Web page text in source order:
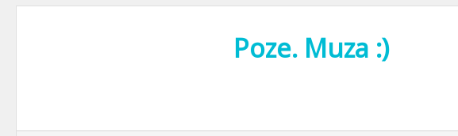
Poze. Muza :)
La categoria poze de colectie: Ciocanitoarea Woody Woodpecker, “muza femeilor”.